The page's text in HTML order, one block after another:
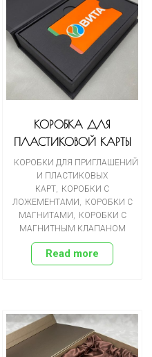
КОРОБКА ДЛЯ
ПЛАСТИКОВОЙ КАРТЫ
КОРОБКИ ДЛЯ ПРИГЛАШЕНИЙ
И ПЛАСТИКОВЫХ
КАРТ, КОРОБКИ С
ЛОЖЕМЕНТАМИ , КОРОБКИ С
МАГНИТАМИ , КОРОБКИ С
МАГНИТНЫМ КЛАПАНОМ
Read more